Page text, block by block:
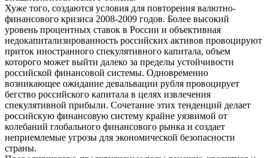
Хуже того, создаются условия для повторения валютно-
финансового кризиса 2008-2009 годов. Более высокий
уровень процентных ставок в России и объективная
недокапитализированность российских активов провоцируют
приток иностранного спекулятивного капитала, объем
которого может выйти далеко за пределы устойчивости
российской финансовой системы. Одновременно
возникающее ожидание девальвации рубля провоцирует
бегство российского капитала в целях извлечения
спекулятивной прибыли. Сочетание этих тенденций делает
российскую финансовую систему крайне уязвимой от
колебаний глобального финансового рынка и создает
неприемлемые угрозы для экономической безопасности
страны.